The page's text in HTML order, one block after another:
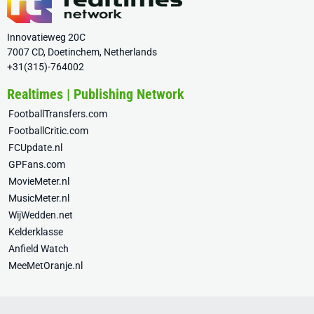
Innovatieweg 20C
7007 CD, Doetinchem, Netherlands
+31(315)-764002
Realtimes | Publishing Network
FootballTransfers.com
FootballCritic.com
FCUpdate.nl
GPFans.com
MovieMeter.nl
MusicMeter.nl
WijWedden.net
Kelderklasse
Anfield Watch
MeeMetOranje.nl